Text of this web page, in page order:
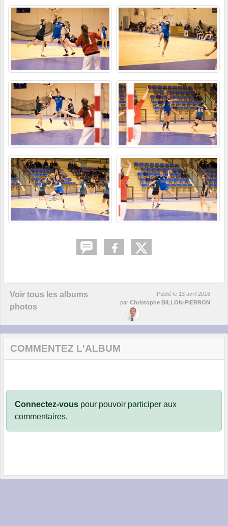
Voir tous les albums
photos
Publié le 13 avril 2016
par Christophe BILLON-PIERRON
COMMENTEZ L'ALBUM
Connectez-vous pour pouvoir participer aux
commentaires.